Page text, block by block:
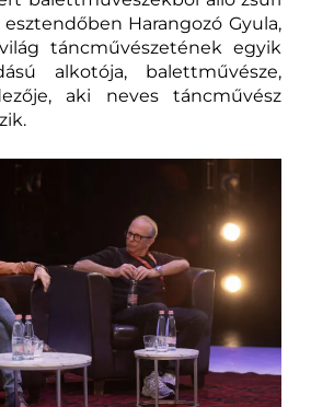
Harangozó Gyula,
táncművészetének egyik
alkotója, balettművésze,
aki neves táncművész